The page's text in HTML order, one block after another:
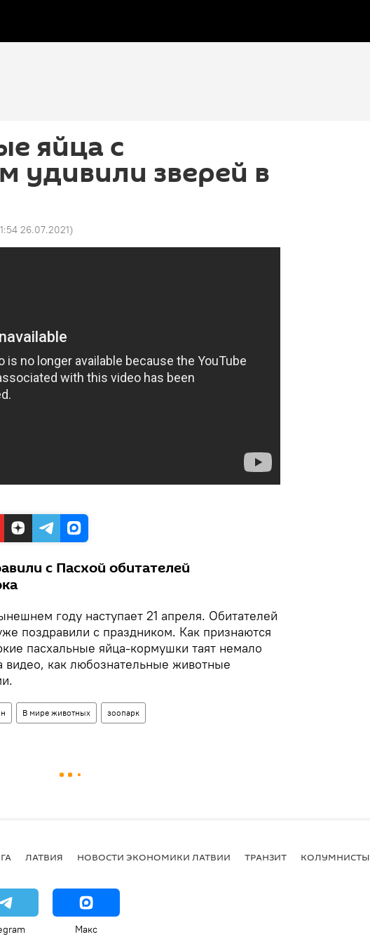
яйца с
удивили зверей в
26.07.2021)
с Пасхой обитателей
году наступает 21 апреля. Обитателей
поздравили с праздником. Как признаются
пасхальные яйца-кормушки таят немало
видео, как любознательные животные
В мире животных зоопарк
ЛАТВИЯ НОВОСТИ ЭКОНОМИКИ ЛАТВИИ ТРАНЗИТ КОЛУМНИСТЫ
Макс